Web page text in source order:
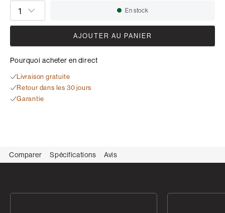
Disponibilité:
En stock
AJOUTER AU PANIER
Pourquoi acheter en direct
Livraison gratuite
Retour dans les 30 jours
Garantie
Comparer Spécifications Avis